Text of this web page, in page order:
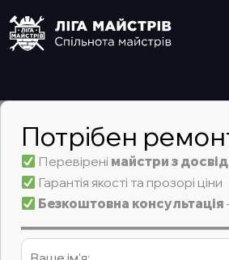
Потрібен
Перевірені майстри з
Гарантія якості та прозорі ціни
Безкоштовна консультація